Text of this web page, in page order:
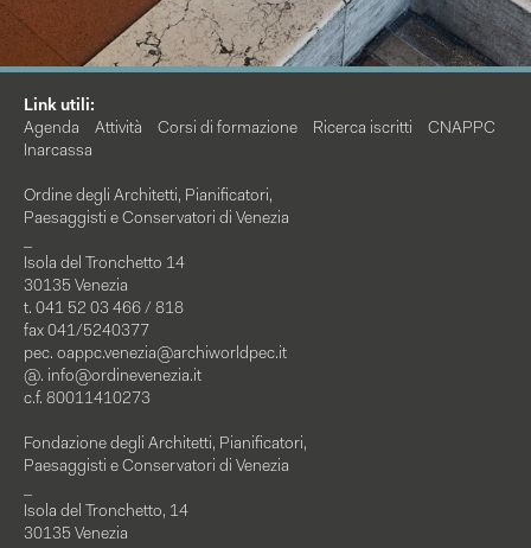
Link utili:
Agenda
Attività Corsi di formazione Ricerca iscritti
CNAPPC
Inarcassa
Ordine degli Architetti, Pianificatori,
Paesaggisti e Conservatori di Venezia
Isola del Tronchetto 14
30135 Venezia
t. 041 52 03 466 / 818
fax 041/5240377
pec. oappc.venezia@archiworldpec.it
@. info@ordinevenezia.it
c.f. 80011410273
Fondazione degli Architetti, Pianificatori,
Paesaggisti e Conservatori di Venezia
Isola del Tronchetto, 14
30135 Venezia